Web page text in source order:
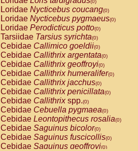
(0)
Loridae Nycticebus coucang(0)
Loridae Nycticebus pygmaeus(0)
Loridae Perodicticus potto(0)
Tarsiidae Tarsius syrichta(0)
Cebidae Callimico goeldii(0)
Cebidae Callithrix argentata(0)
Cebidae Callithrix geoffroyi(0)
Cebidae Callithrix humeralifer(0)
Cebidae Callithrix jacchus(0)
Cebidae Callithrix penicillata(0)
Cebidae Callithrixspp.(0)
Cebidae Cebuella pygmaea(0)
Cebidae Leontopithecus rosalia(0)
Cebidae Saguinus bicolor(0)
Cebidae Saguinus fuscicollis(0)
Cebidae Saguinus geoffroyi(0)